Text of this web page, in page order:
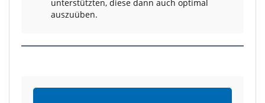
unterstützten, diese dann auch optimal
auszuüben.